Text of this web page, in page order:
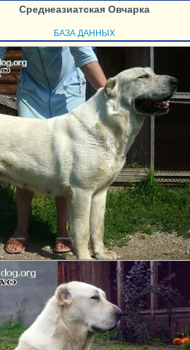
Среднеазиатская Овчарка
БАЗА ДАННЫХ